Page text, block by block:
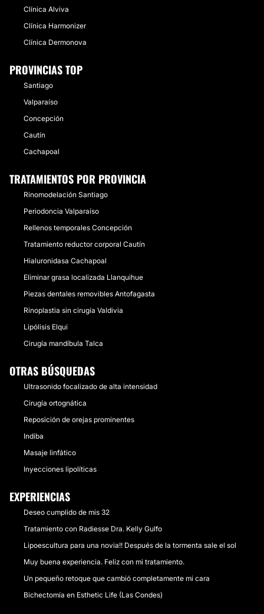
Clínica Alviva
Clínica Harmonizer
Clínica Dermonova
PROVINCIAS TOP
Santiago
Valparaíso
Concepción
Cautín
Cachapoal
TRATAMIENTOS POR PROVINCIA
Rinomodelación Santiago
Periodoncia Valparaíso
Rellenos temporales Concepción
Tratamiento reductor corporal Cautín
Hialuronidasa Cachapoal
Eliminar grasa localizada Llanquihue
Piezas dentales removibles Antofagasta
Rinoplastia sin cirugía Valdivia
Lipólisis Elqui
Cirugía mandíbula Talca
OTRAS BÚSQUEDAS
Ultrasonido focalizado de alta intensidad
Cirugía ortognática
Reposición de orejas prominentes
Indiba
Masaje linfático
Inyecciones lipolíticas
EXPERIENCIAS
Deseo cumplido de mis 32
Tratamiento con Radiesse Dra. Kelly Gulfo
Lipoescultura para una novia!! Después de la tormenta sale el sol
Muy buena experiencia. Feliz con mi tratamiento.
Un pequeño retoque que cambió completamente mi cara
Bichectomía en Esthetic Life (Las Condes)